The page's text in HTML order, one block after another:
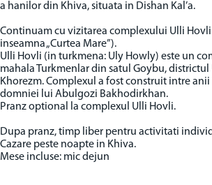
a hanilor din Khiva, situata in Dishan Kal’a.
Continuam cu vizitarea complexului Ulli
inseamna „Curtea Mare”).
Ulli Hovli (in turkmena: Uly Howly) este un
mahala Turkmenlar din satul Goybu,
Khorezm. Complexul a fost construit intre anii
domniei lui Abulgozi Bakhodirkhan.
Pranz optional la complexul Ulli Hovli.
Dupa pranz, timp liber pentru activitati
Cazare peste noapte in Khiva.
Mese incluse: mic dejun